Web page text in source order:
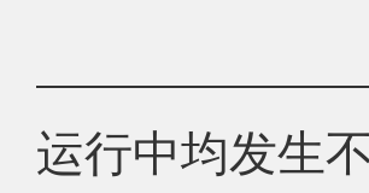
运行中均发生